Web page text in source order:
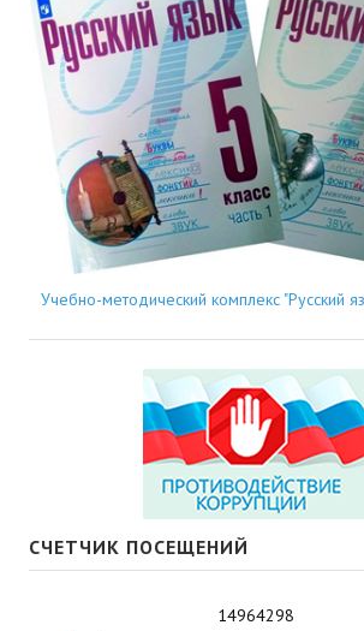
Учебно-методический комплекс "Русский
СЧЕТЧИК ПОСЕЩЕНИЙ
14964298